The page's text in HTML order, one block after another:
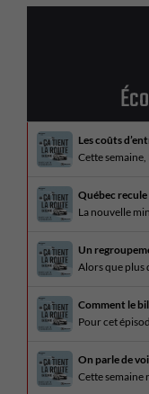
Les coûts
Québec recule
Comment le